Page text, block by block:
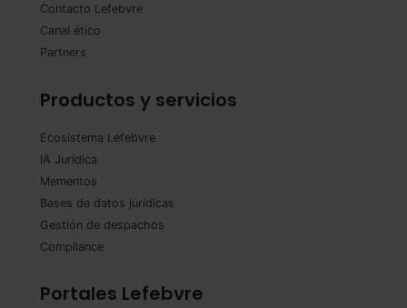
Contacto Lefebvre
Canal ético
Partners
Productos y servicios
Ecosistema Lefebvre
IA Jurídica
Mementos
Bases de datos jurídicas
Gestión de despachos
Compliance
Portales Lefebvre